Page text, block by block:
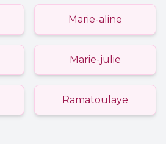
Marie-aline
Marie-julie
Ramatoulaye